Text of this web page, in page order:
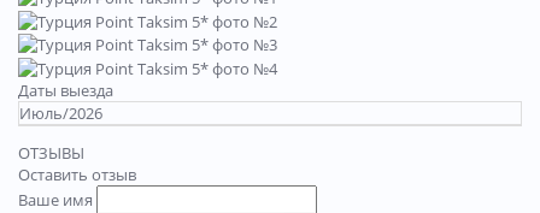
Даты выезда
Июль/2026
ОТЗЫВЫ
Оставить отзыв
Ваше имя